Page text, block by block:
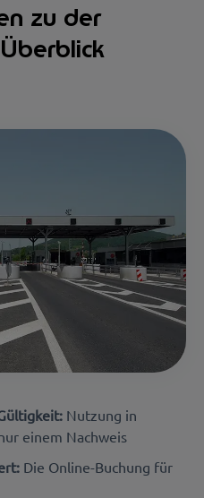
zu der
Nutzung in
einem Nachweis
Die Online-Buchung für